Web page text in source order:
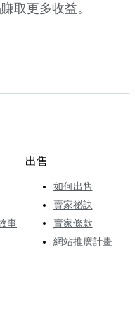
取更多收益。
事
出售
如何出售
賣家祕訣
賣家條款
網站推廣計畫